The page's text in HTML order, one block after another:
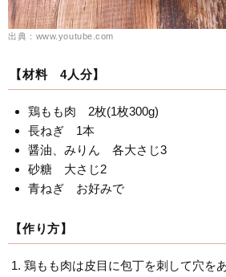
出典：www.youtube.com
【材料 4人分】
鶏もも肉 2枚(1枚300g)
長ねぎ 1本
醤油、みりん 各大さじ3
砂糖 大さじ2
青ねぎ お好みで
【作り方】
鶏もも肉は皮目に包丁を刺して穴をあ